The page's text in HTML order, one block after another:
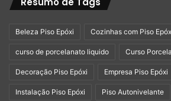
Beleza Piso Epóxi Cozinhas com Piso
curso de porcelanato liquido Curso
Decoração Piso Epóxi Empresa Piso Epóxi
Instalação Piso Epóxi Piso Autonivelante